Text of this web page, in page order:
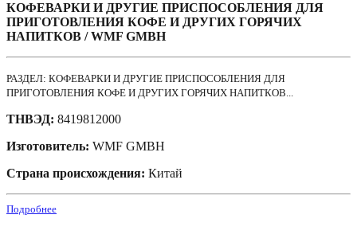
КОФЕВАРКИ И ДРУГИЕ ПРИСПОСОБЛЕНИЯ ДЛЯ
ПРИГОТОВЛЕНИЯ КОФЕ И ДРУГИХ ГОРЯЧИХ
НАПИТКОВ / WMF GMBH
РАЗДЕЛ: КОФЕВАРКИ И ДРУГИЕ ПРИСПОСОБЛЕНИЯ ДЛЯ
ПРИГОТОВЛЕНИЯ КОФЕ И ДРУГИХ ГОРЯЧИХ НАПИТКОВ...
ТНВЭД: 8419812000
Изготовитель: WMF GMBH
Страна происхождения: Китай
Подробнее